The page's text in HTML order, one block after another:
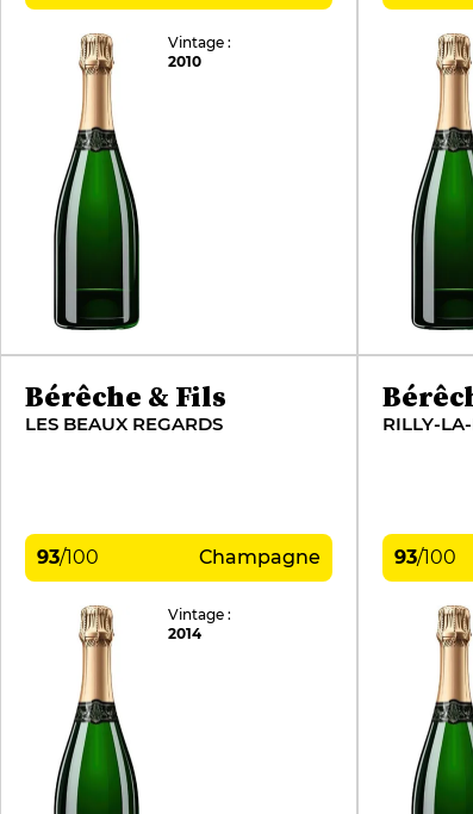
Vintage :
2010
Bérêche & Fils
LES BEAUX REGARDS
93/100 Champagne
Vintage :
2014
93/100